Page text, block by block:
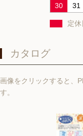
30
31
定休
カタログ
画像をクリックすると、
す。